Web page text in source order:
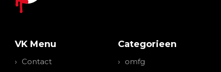
VK Menu
Contact
Categorieen
omfg